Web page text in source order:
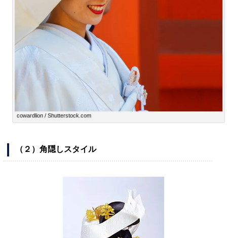
cowardlion / Shutterstock.com
（２）角隠しスタイル